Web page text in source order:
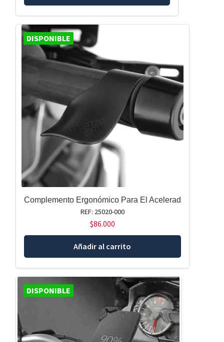
DISPONIBLE
Complemento Ergonómico Para El Acelerad
REF: 25020-000
$86.000
Añadir al carrito
DISPONIBLE